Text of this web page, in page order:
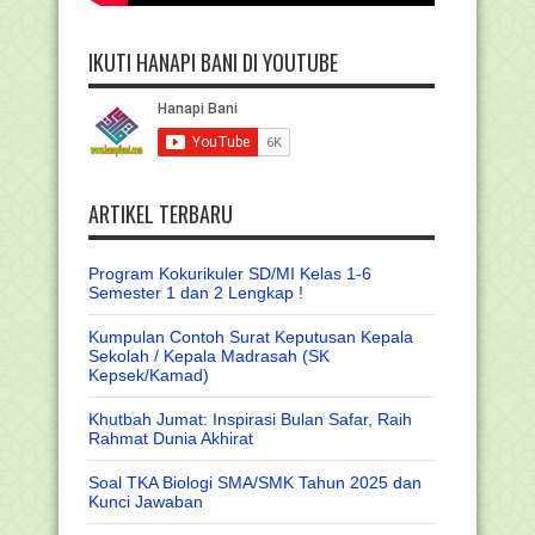
IKUTI HANAPI BANI DI YOUTUBE
ARTIKEL TERBARU
Program Kokurikuler SD/MI Kelas 1-6
Semester 1 dan 2 Lengkap !
Kumpulan Contoh Surat Keputusan Kepala
Sekolah / Kepala Madrasah (SK
Kepsek/Kamad)
Khutbah Jumat: Inspirasi Bulan Safar, Raih
Rahmat Dunia Akhirat
Soal TKA Biologi SMA/SMK Tahun 2025 dan
Kunci Jawaban